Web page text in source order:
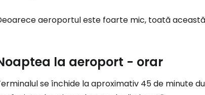
aeroportul este foarte mic, toată
la aeroport - orar
se închide la aproximativ 45 de minute